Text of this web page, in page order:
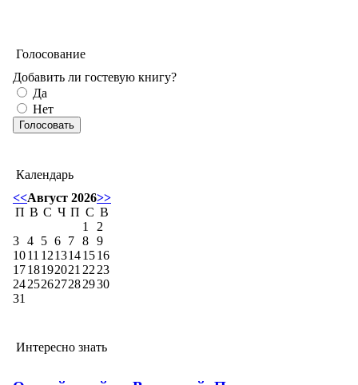
Голосование
Добавить ли гостевую книгу?
Да
Нет
Календарь
<<Август 2026>>
П В С Ч П С В
1
2
3 4 5 6 7 8 9
1011 1213141516
1718192021 22 23
24252627282930
31
Интересно знать